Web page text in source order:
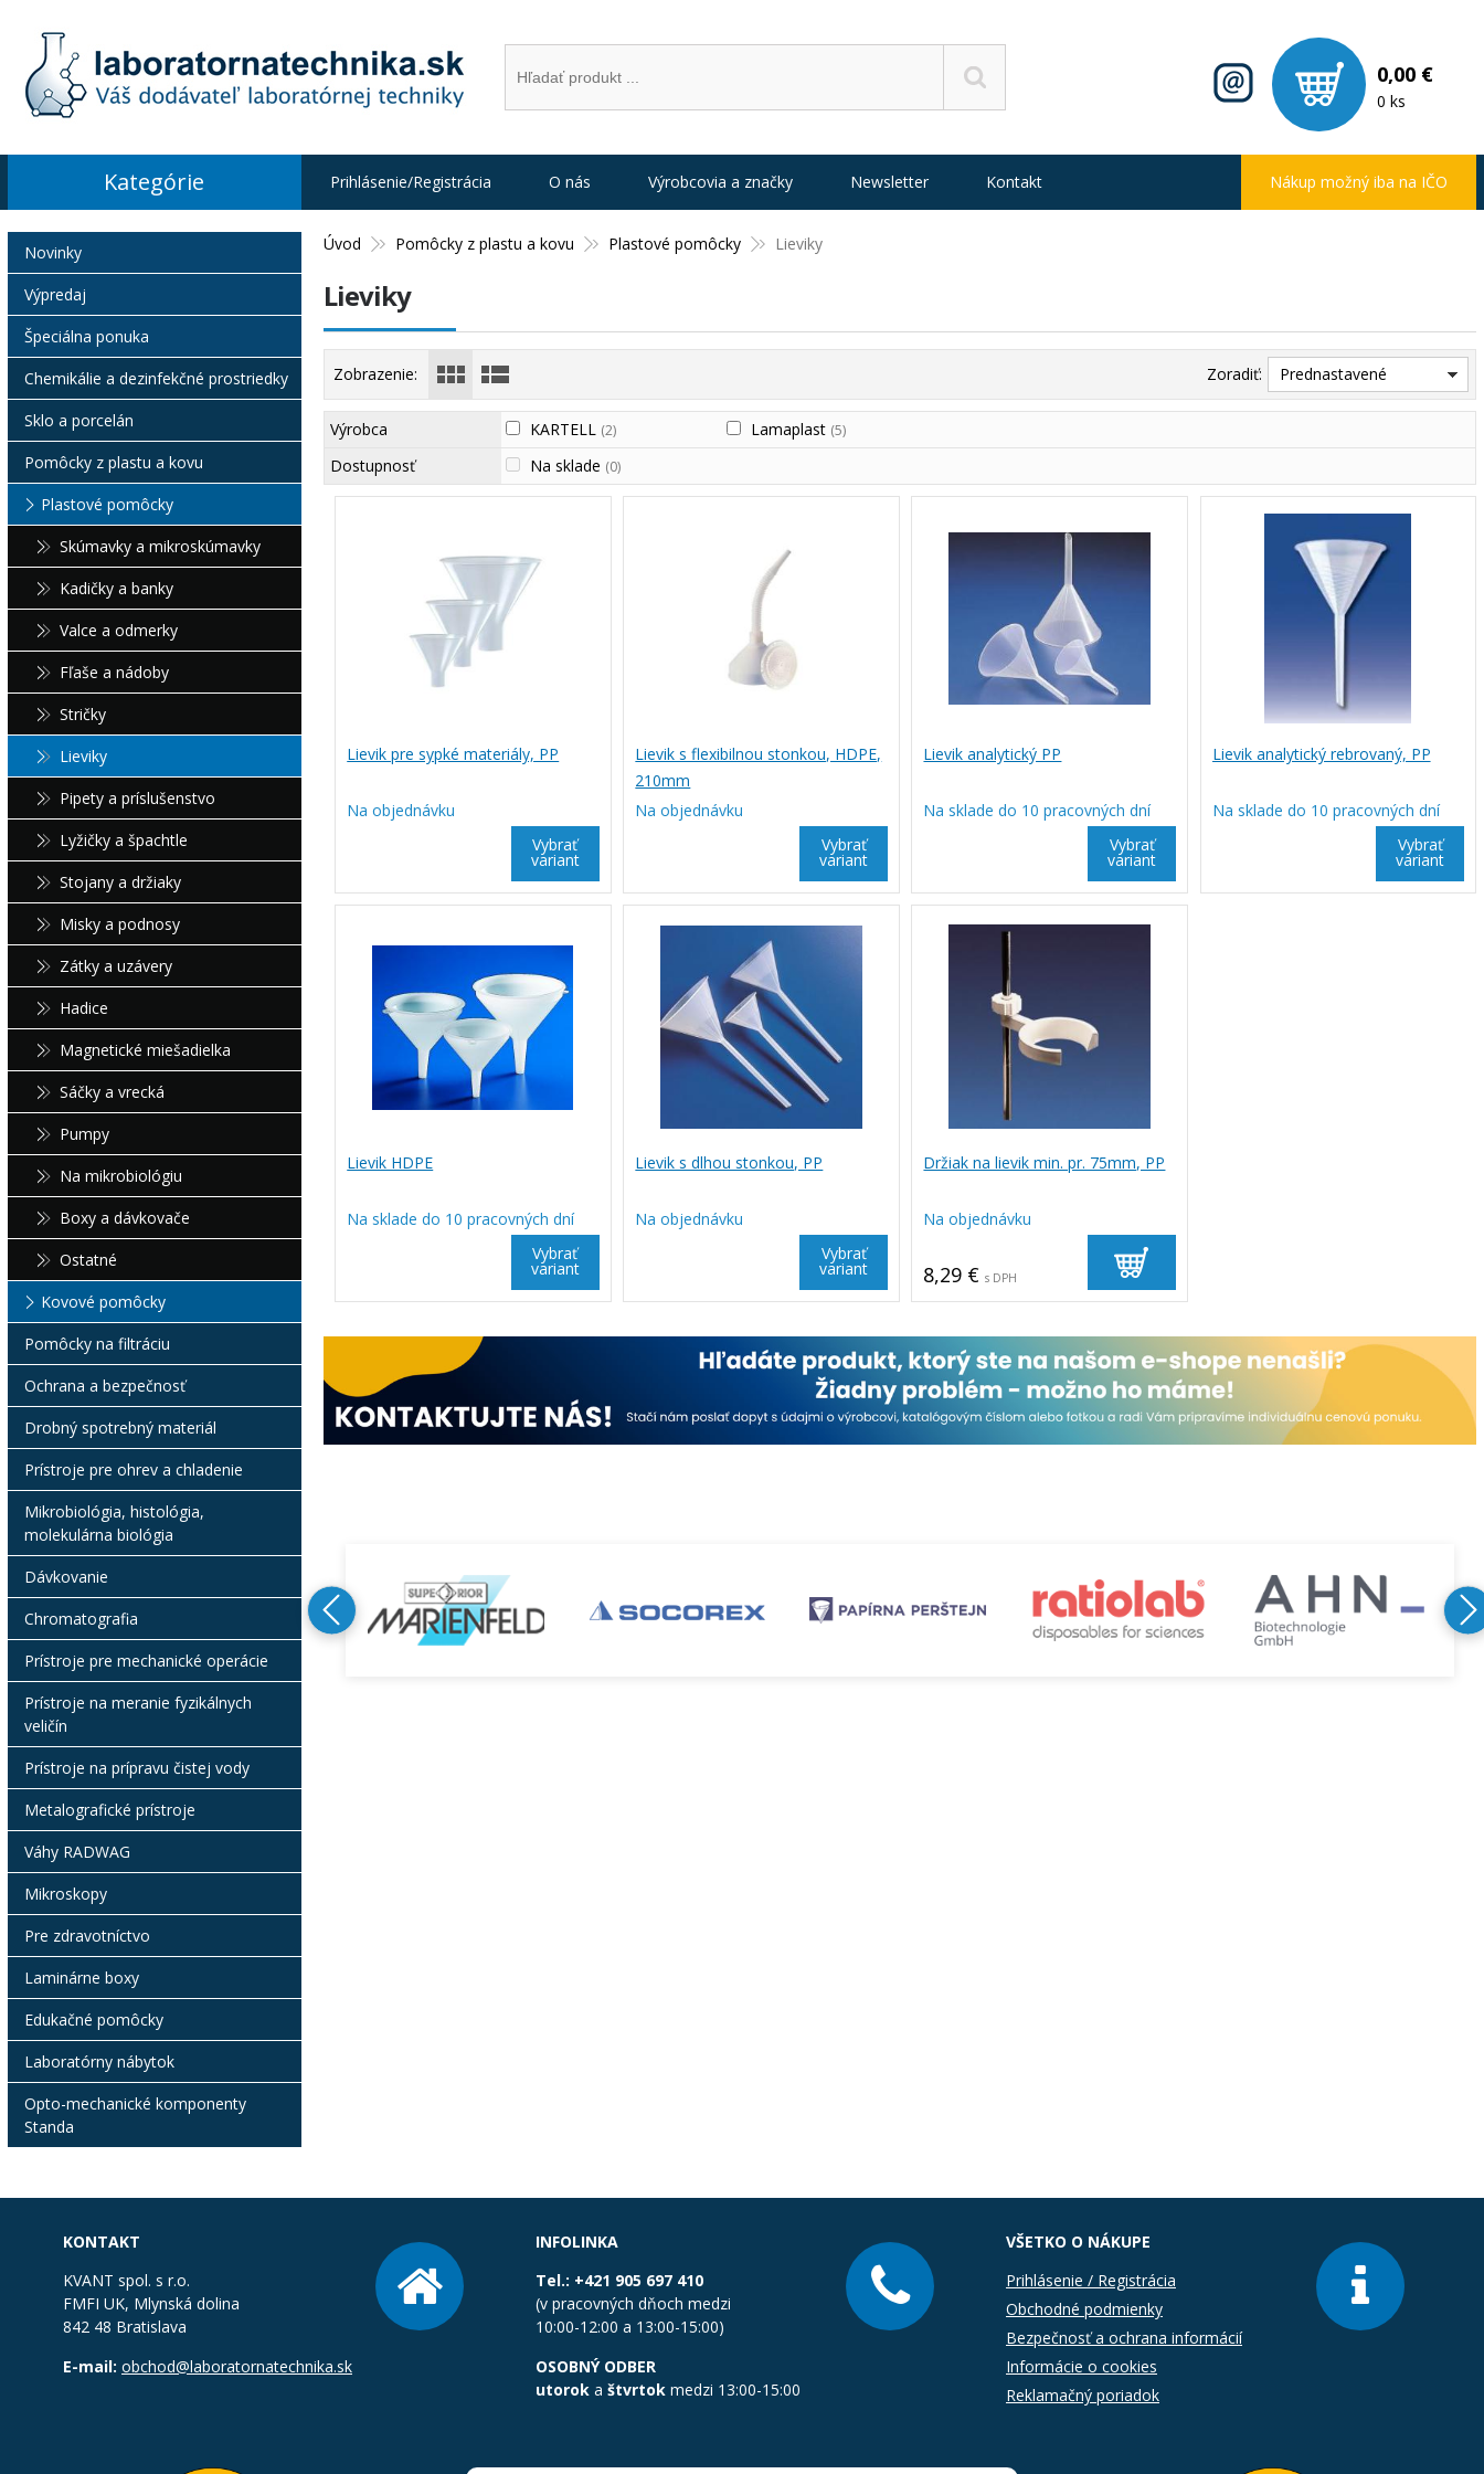
0,00 €
0 ks
Úvod Pomôcky z plastu a kovu Plastové pomôcky Lieviky
Lieviky
Zobrazenie: Zoradiť: Prednastavené
Výrobca KARTELL (2) Lamaplast (5)
Dostupnosť Na sklade (0)
Lievik pre sypké materiály, PP
Na objednávku
Vybrať
variant
Lievik s flexibilnou stonkou, HDPE,
210mm
Na objednávku
Vybrať
variant
Lievik analytický PP
Na sklade do 10 pracovných dní
Vybrať
variant
Lievik analytický rebrovaný, PP
Na sklade do 10 pracovných dní
Vybrať
variant
Lievik HDPE
Na sklade do 10 pracovných dní
Vybrať
variant
Lievik s dlhou stonkou, PP
Na objednávku
Vybrať
variant
Držiak na lievik min. pr. 75mm, PP
Na objednávku
8,29 € s DPH
Novinky
Výpredaj
Špeciálna ponuka
Chemikálie a dezinfekčné prostriedky
Sklo a porcelán
Pomôcky z plastu a kovu
Plastové pomôcky
Skúmavky a mikroskúmavky
Kadičky a banky
Valce a odmerky
Fľaše a nádoby
Stričky
Lieviky
Pipety a príslušenstvo
Lyžičky a špachtle
Stojany a držiaky
Misky a podnosy
Zátky a uzávery
Hadice
Magnetické miešadielka
Sáčky a vrecká
Pumpy
Na mikrobiológiu
Boxy a dávkovače
Ostatné
Kovové pomôcky
Pomôcky na filtráciu
Ochrana a bezpečnosť
Drobný spotrebný materiál
Prístroje pre ohrev a chladenie
Mikrobiológia, histológia,
molekulárna biológia
Dávkovanie
Chromatografia
Prístroje pre mechanické operácie
Prístroje na meranie fyzikálnych
veličín
Prístroje na prípravu čistej vody
Metalografické prístroje
Váhy RADWAG
Mikroskopy
Pre zdravotníctvo
Laminárne boxy
Edukačné pomôcky
Laboratórny nábytok
Opto-mechanické komponenty
Standa
Kategórie Prihlásenie/Registrácia O nás Výrobcovia a značky Newsletter Kontakt Nákup možný iba na IČO
KONTAKT
KVANT spol. s r.o.
FMFI UK, Mlynská dolina
842 48 Bratislava
E-mail: obchod@laboratornatechnika.sk
INFOLINKA
Tel.: +421 905 697 410
(v pracovných dňoch medzi
10:00-12:00 a 13:00-15:00)
OSOBNÝ ODBER
utorok a štvrtok medzi 13:00-15:00
VŠETKO O NÁKUPE
Prihlásenie / Registrácia
Obchodné podmienky
Bezpečnosť a ochrana informácií
Informácie o cookies
Reklamačný poriadok